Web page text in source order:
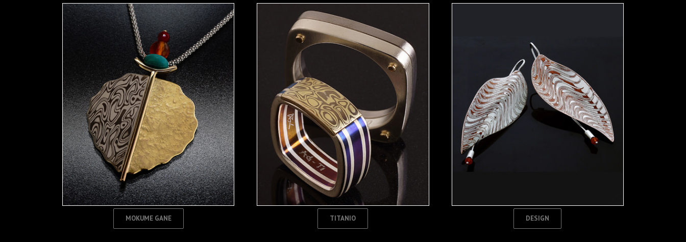
MOKUME GANE TITANIO DESIGN